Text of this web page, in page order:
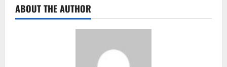
ABOUT THE AUTHOR